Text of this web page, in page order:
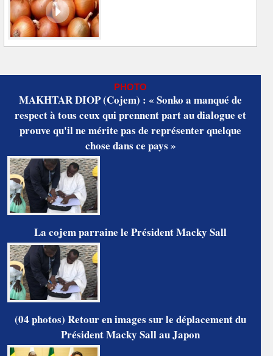
PHOTO
MAKHTAR DIOP (Cojem) : « Sonko a manqué de
respect à tous ceux qui prennent part au dialogue et
prouve qu'il ne mérite pas de représenter quelque
chose dans ce pays »
La cojem parraine le Président Macky Sall
(04 photos) Retour en images sur le déplacement du
Président Macky Sall au Japon